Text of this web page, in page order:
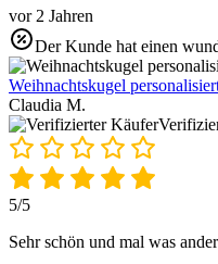
vor 2 Jahren
Der Kunde hat einen
Weihnachtskugel
Claudia M.
5/5
Sehr schön und mal was